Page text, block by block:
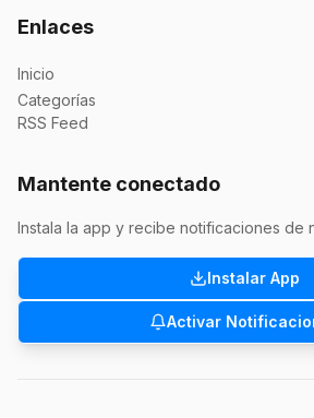
Enlaces
Inicio
Categorías
RSS Feed
Mantente conectado
Instala la app y recibe notificaciones de
Instalar App
Activar